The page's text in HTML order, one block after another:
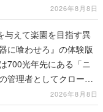
2026年8月8日
与えて楽園を目指す異
に喰わせろ』の体験版
700光年先にある「ニ
管理者としてクローン
て神に捧げる2026年8月8日